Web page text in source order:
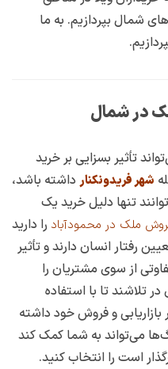
شمال بپردازیم. به ما
در شمال
تأثیر بسزایی بر خرید
شهر فریدونکنار داشته باشد،
تنها دلیل خرید یک
ملک در محمودآباد را دارید
رفتار انسان دارند و تأثیر
از سوی مشتریان را
تلاشند تا با استفاده
بازاریابی و فروش خود داشته
می‌تواند به شما کمک کند
است را انتخاب کنید.